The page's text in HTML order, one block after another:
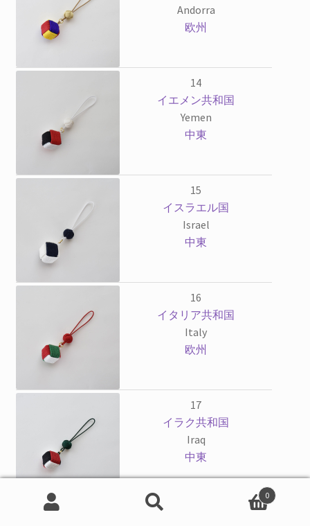
Andorra
欧州
14
イエメン共和国
Yemen
中東
15
イスラエル国
Israel
中東
16
イタリア共和国
Italy
欧州
17
イラク共和国
Iraq
中東
0